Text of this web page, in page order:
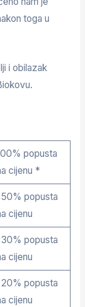
toga u
i obilazak
popusta
cijenu *
50% popusta
cijenu
30% popusta
cijenu
20% popusta
cijenu